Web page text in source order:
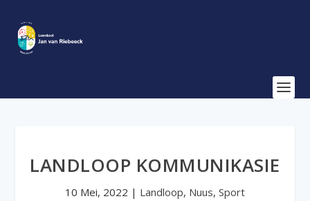
LANDLOOP KOMMUNIKASIE
10 Mei, 2022 | Landloop, Nuus, Sport